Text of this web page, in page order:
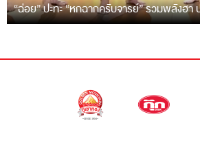
“ฉ่อย” ปะทะ “หกฉากครับจารย์” รวมพลังฮา